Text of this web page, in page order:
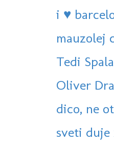
i ♥
mauzolej
Tedi
Oliver
dico, ne
sveti duje